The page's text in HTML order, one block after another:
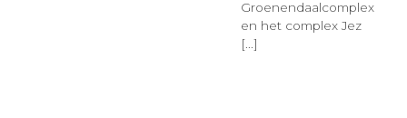
Groenendaalcomplex
en het complex Jez
[...]